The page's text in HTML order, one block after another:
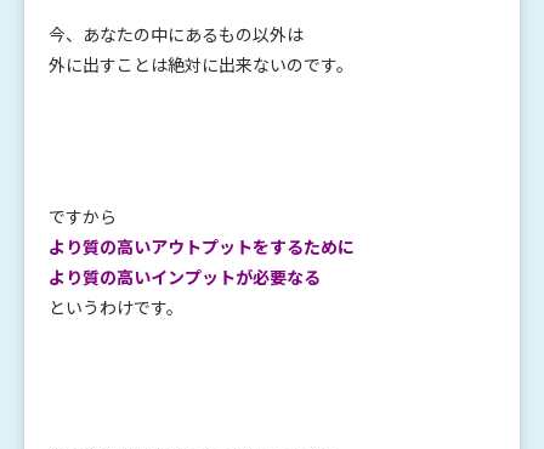
今、あなたの中にあるもの以外は
外に出すことは絶対に出来ないのです。
ですから
より質の高いアウトプットをするために
より質の高いインプットが必要なる
というわけです。